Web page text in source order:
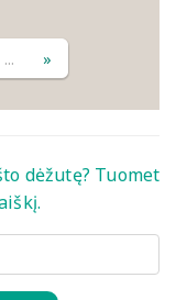
... »
dėžutę? Tuomet